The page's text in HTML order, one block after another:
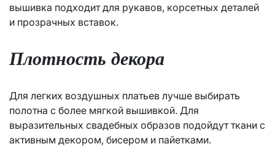
вышивка подходит для рукавов, корсетных деталей
и прозрачных вставок.
Плотность декора
Для легких воздушных платьев лучше выбирать
полотна с более мягкой вышивкой. Для
выразительных свадебных образов подойдут ткани с
активным декором, бисером и пайетками.